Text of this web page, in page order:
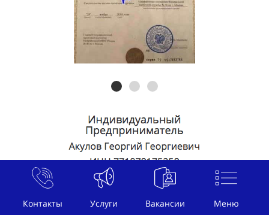
Контакты Услуги Вакансии Меню